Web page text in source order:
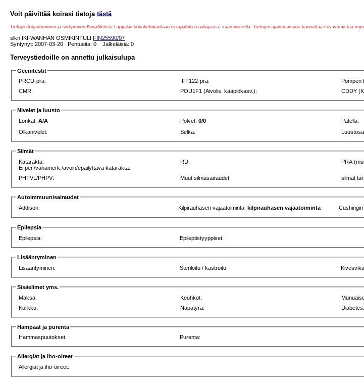
Voit päivittää koirasi tietoja tästä
Tietojen kirjautuminen ja siirtyminen KoiraNetistä Lappalaiskoiratietokantaan ei tapahdu reaaliajassa, vaan viiveellä. Tietojen ajantasaisuus kannattaa siis varmistaa
slkn IKI-WANHAN OSMIKINTULI FIN25590/07
Syntynyt: 2007-03-20 Pentueita: 0 Jälkeläisiä: 0
Terveystiedoille on annettu julkaisulupa
Geenitestit
PRCD-pra:
IFT122-pra: Pompen
CMR:
POU1F1 (Aivolis. kääpiökasv.): CDDY
Nivelet ja luusto
Lonkat:A/A Polvet:0/0 Patella:
Olkanivelet:
Selkä:
Silmät
Katarakta:
Ei per./vähämerk./avoin/epäilyttävä katarakta:
RD: PRA
PHTVL/PHPV: Muut silmäsairaudet: silmät
Autoimmuunisairaudet
Addison:
Kilpirauhasen vajaatoiminta:kilpirauhasen vajaatoiminta Cushingin
Epilepsia
Epilepsia:
Epileptistyyppiset:
Lisääntyminen
Lisääntyminen:
Steriloitu / kastroitu:
Sisäelimet yms.
Maksa:
Keuhkot:
Kurkku:
Napatyrä: Diabetes:
Hampaat ja purenta
Hammaspuutokset:
Purenta:
Allergiat ja iho-oireet
Allergiat ja iho-oireet: